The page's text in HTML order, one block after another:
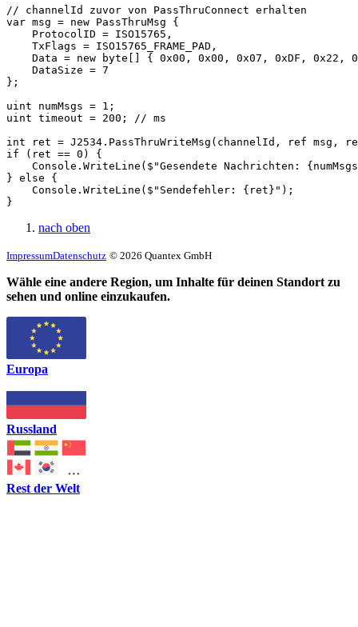
// channelId zuvor von PassThruConnect erhalten
var msg = new PassThruMsg {
    ProtocolID = ISO15765,
    TxFlags = ISO15765_FRAME_PAD,
Data = new byte[] { 0x00, 0x00, 0x07, 0xDF, 0x22,
    DataSize = 7
};
uint numMsgs = 1;
uint timeout = 200; // ms
int ret = J2534.PassThruWriteMsg(channelId, ref msg,
if (ret == 0) {
Console.WriteLine($"Gesendete Nachrichten:
} else {
    Console.WriteLine($"Sendefehler: {ret}");
}
nach oben
ImpressumDatenschutz © 2026 Quantex GmbH
Wähle eine andere Region, um Inhalte für deinen Standort zu
sehen und online einzukaufen.
Europa
Russland
Rest der Welt